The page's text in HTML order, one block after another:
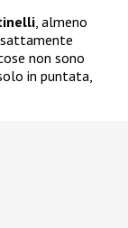
, almeno
non sono
in puntata,